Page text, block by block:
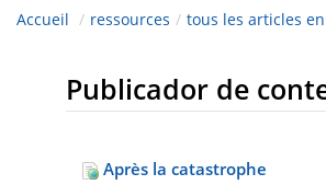
Accueil / ressources / tous les articles
Publicador de
Après la catastrophe